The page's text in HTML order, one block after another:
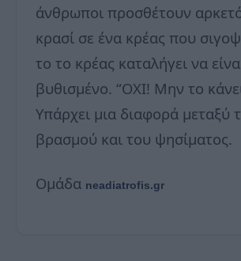
άνθρωποι προσθέτουν
κρασί σε ένα κρέας που
το το κρέας καταλήγει να
βυθισμένο. “ΟΧΙ! Μην το
Υπάρχει μια διαφορά μεταξύ
βρασμού και του ψησίματος.
Ομάδα neadiatrofis.gr